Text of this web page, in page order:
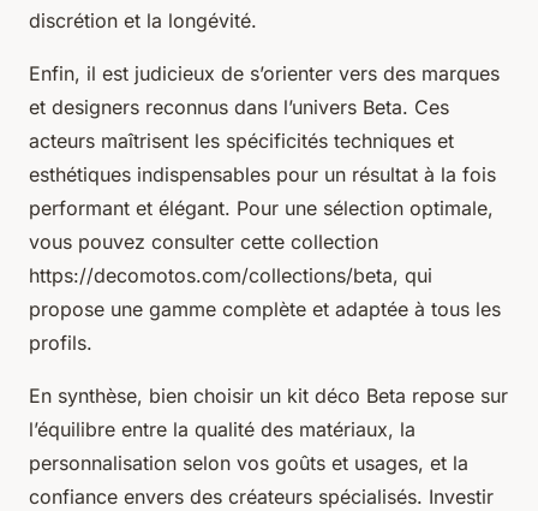
discrétion et la longévité.
Enfin, il est judicieux de s’orienter vers des marques
et designers reconnus dans l’univers Beta. Ces
acteurs maîtrisent les spécificités techniques et
esthétiques indispensables pour un résultat à la fois
performant et élégant. Pour une sélection optimale,
vous pouvez consulter cette collection
https://decomotos.com/collections/beta, qui
propose une gamme complète et adaptée à tous les
profils.
En synthèse, bien choisir un kit déco Beta repose sur
l’équilibre entre la qualité des matériaux, la
personnalisation selon vos goûts et usages, et la
confiance envers des créateurs spécialisés. Investir